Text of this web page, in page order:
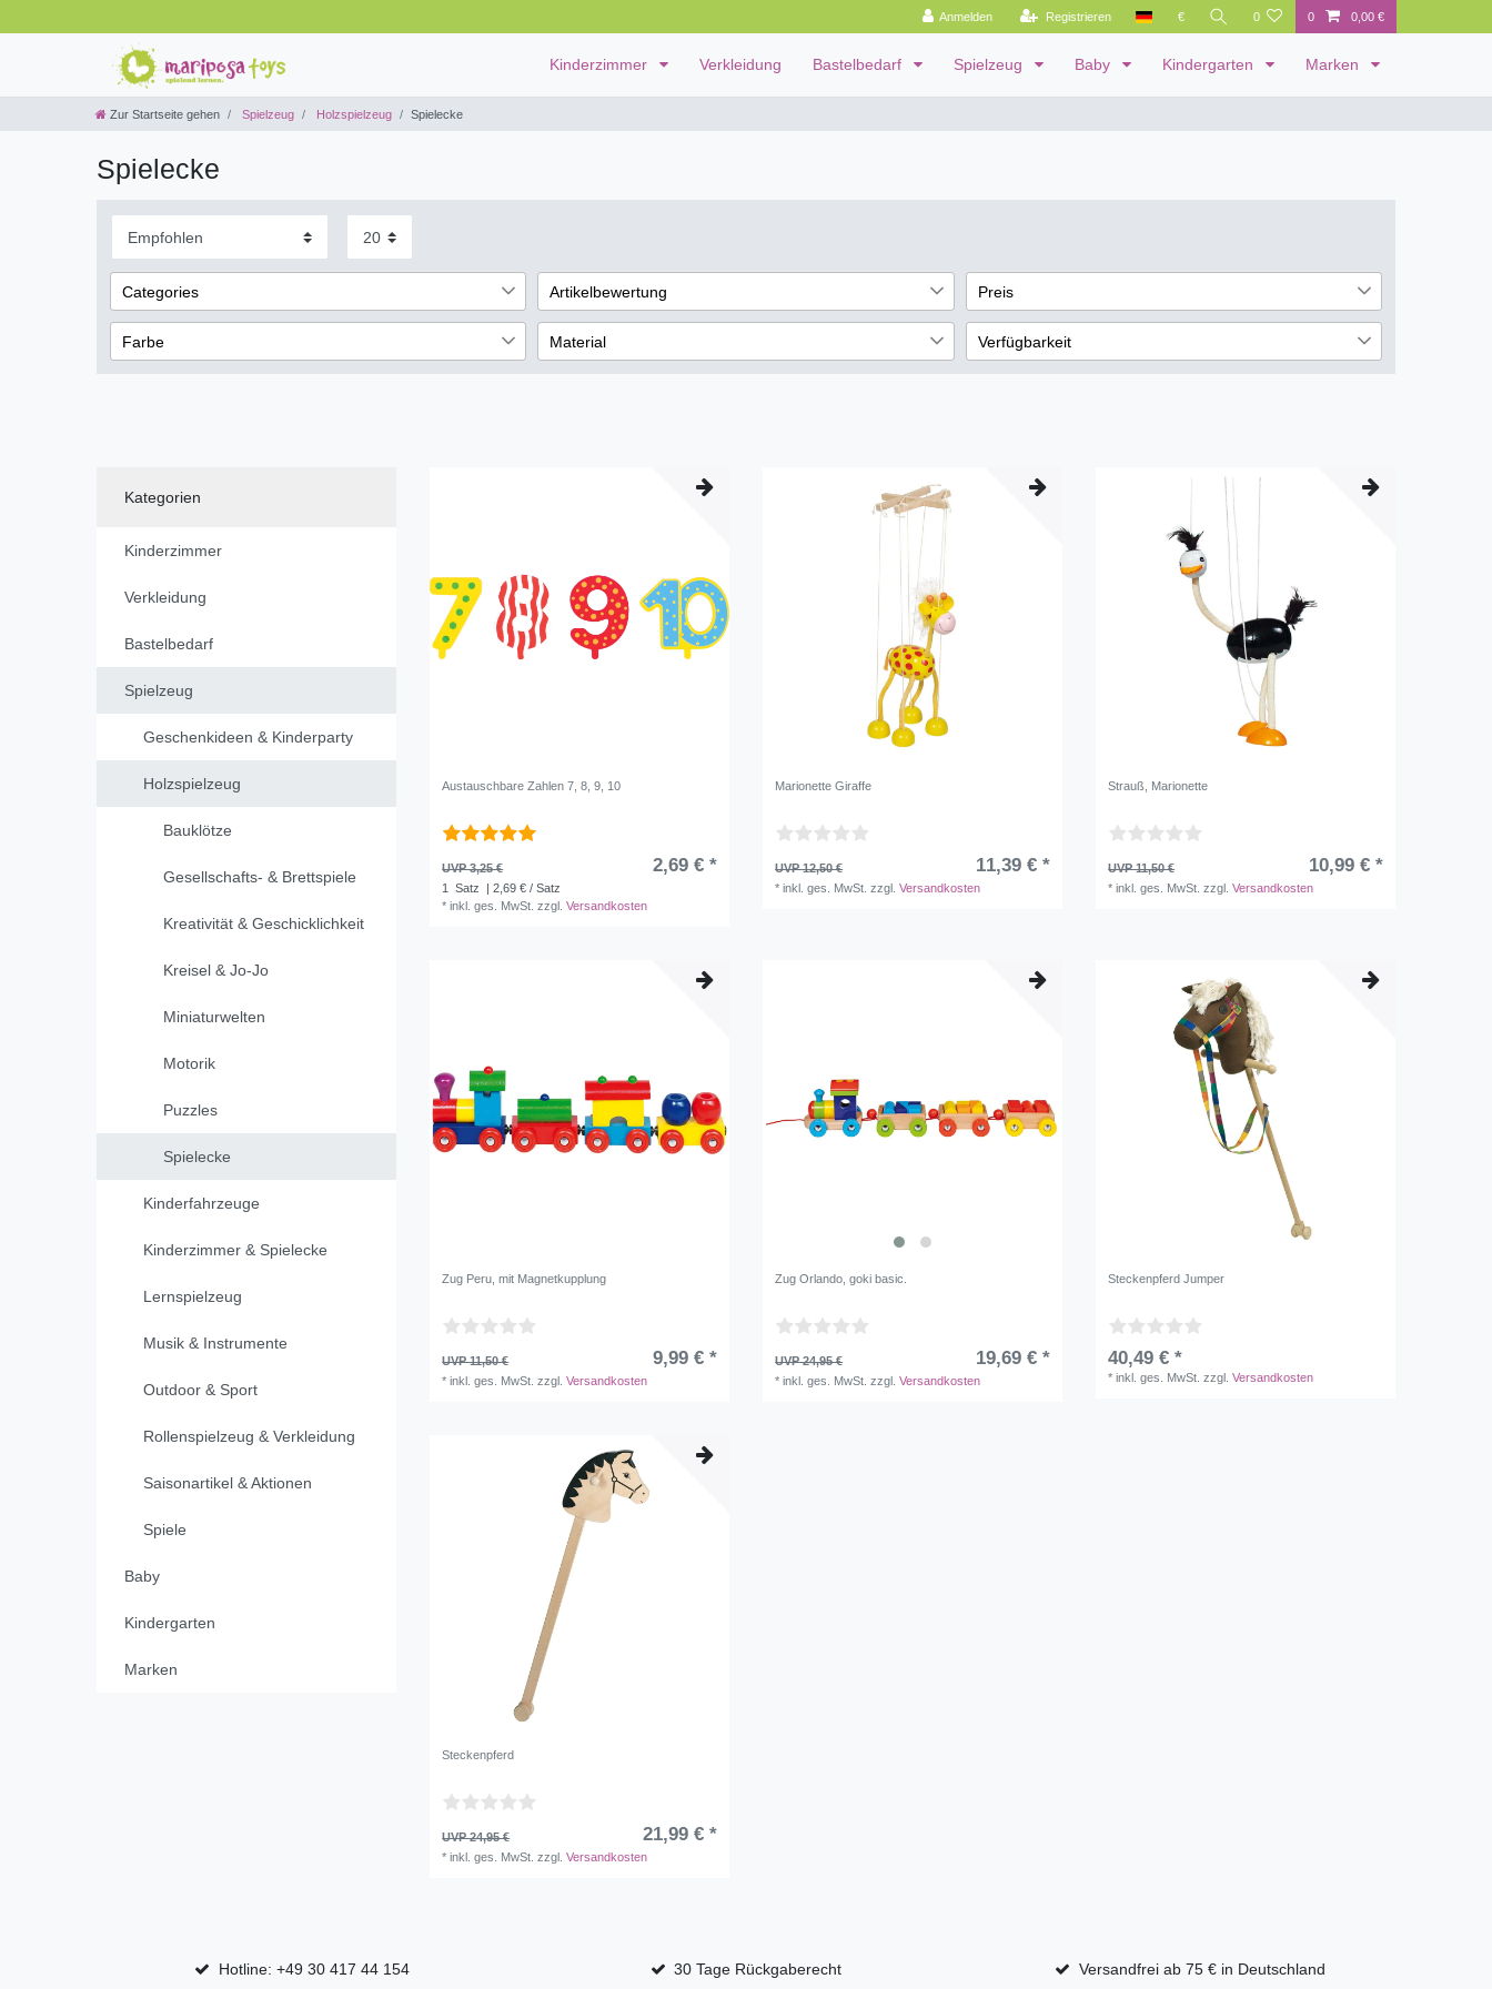
Anmelden Registrieren € 0 0 0,00 €
Kinderzimmer Verkleidung Bastelbedarf Spielzeug Baby Kindergarten Marken
Zur Startseite gehen Spielzeug Holzspielzeug Spielecke
Spielecke
Categories
Kinderzimmer & Spielecke
7
Marken 7
Artikelbewertung
1
1
Preis
€ ― €
Farbe
Material
Verfügbarkeit
Kategorien
Kinderzimmer
Verkleidung
Bastelbedarf
Spielzeug
Geschenkideen & Kinderparty
Holzspielzeug
Bauklötze
Gesellschafts- & Brettspiele
Kreativität & Geschicklichkeit
Kreisel & Jo-Jo
Miniaturwelten
Motorik
Puzzles
Spielecke
Kinderfahrzeuge
Kinderzimmer & Spielecke
Lernspielzeug
Musik & Instrumente
Outdoor & Sport
Rollenspielzeug & Verkleidung
Saisonartikel & Aktionen
Spiele
Baby
Kindergarten
Marken
Austauschbare Zahlen 7, 8, 9, 10
UVP 3,25 € 2,69 € *
1 Satz
| 2,69 € / Satz
*inkl. ges. MwSt. zzgl.Versandkosten
Marionette Giraffe
UVP 12,50 € 11,39 € *
*inkl. ges. MwSt. zzgl.Versandkosten
Strauß, Marionette
UVP 11,50 € 10,99 € *
*inkl. ges. MwSt. zzgl.Versandkosten
Zug Peru, mit Magnetkupplung
UVP 11,50 € 9,99 € *
*inkl. ges. MwSt. zzgl.Versandkosten
Zug Orlando, goki basic.
UVP 24,95 € 19,69 € *
*inkl. ges. MwSt. zzgl.Versandkosten
Steckenpferd Jumper
40,49 € *
*inkl. ges. MwSt. zzgl.Versandkosten
Steckenpferd
UVP 24,95 € 21,99 € *
*inkl. ges. MwSt. zzgl.Versandkosten
Hotline: +49 30 417 44 154 30 Tage Rückgaberecht Versandfrei ab 75 € in Deutschland